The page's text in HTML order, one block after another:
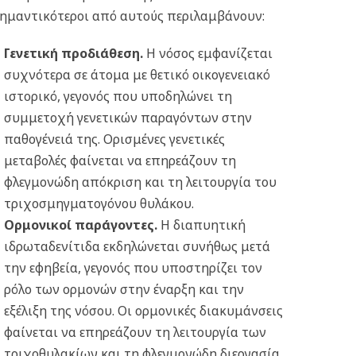
από αυτούς περιλαμβάνουν:
Γενετική προδιάθεση.Η νόσος εμφανίζεται
συχνότερα σε άτομα με θετικό οικογενειακό
ιστορικό, γεγονός που υποδηλώνει τη
συμμετοχή γενετικών παραγόντων στην
παθογένειά της. Ορισμένες γενετικές
μεταβολές φαίνεται να επηρεάζουν τη
φλεγμονώδη απόκριση και τη λειτουργία του
τριχοσμηγματογόνου θυλάκου.
Ορμονικοί παράγοντες.Η διαπυητική
ιδρωταδενίτιδα εκδηλώνεται συνήθως μετά
την εφηβεία, γεγονός που υποστηρίζει τον
ρόλο των ορμονών στην έναρξη και την
εξέλιξη της νόσου. Οι ορμονικές διακυμάνσεις
φαίνεται να επηρεάζουν τη λειτουργία των